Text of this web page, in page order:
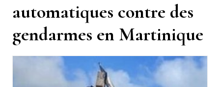
automatiques contre des
gendarmes en Martinique